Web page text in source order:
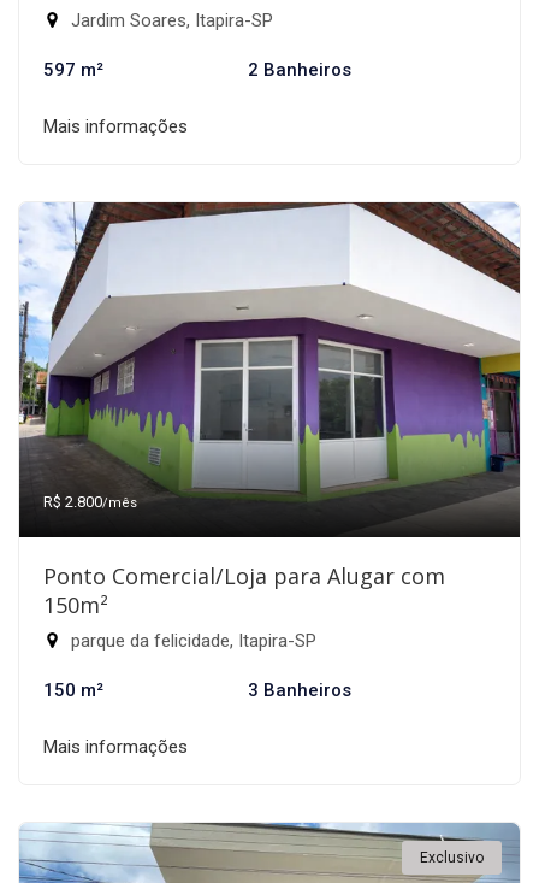
Jardim Soares, Itapira-SP
597 m² 2 Banheiros
Mais informações
R$ 2.800/mês
Ponto Comercial/Loja para Alugar com
150m²
parque da felicidade, Itapira-SP
150 m² 3 Banheiros
Mais informações
Exclusivo